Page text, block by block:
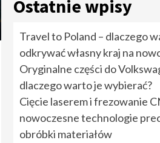
1
dlaczego
odkrywać
na nowo?
2
dlaczego
Ostatnie wpisy
Travel to Poland – dlaczego
odkrywać własny kraj na
Oryginalne części do
dlaczego warto je wybierać?
Cięcie laserem i frezowanie
nowoczesne technologie
obróbki materiałów